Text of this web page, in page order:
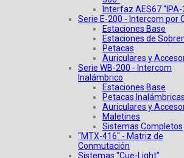
Interfaz AES67
Serie E-200 - Intercom por
Estaciones Base
Estaciones de
Petacas
Auriculares y
Serie WB-200 - Intercom
Inalámbrico
Estaciones Base
Petacas Inalámbricas
Auriculares y
Maletines
Sistemas Completos
"MTX-416" - Matriz de
Conmutación
Sistemas "Cue-Light"